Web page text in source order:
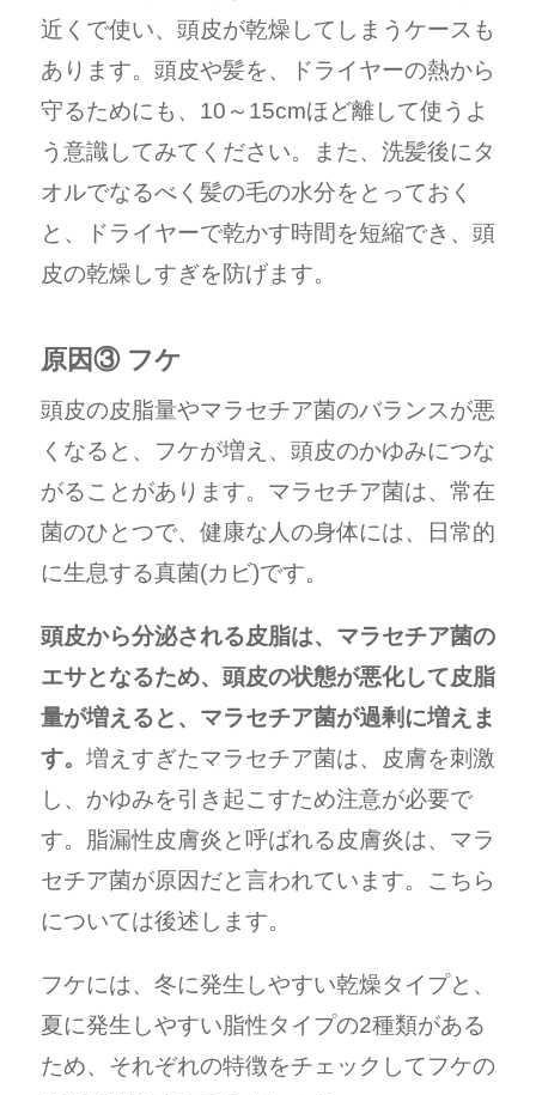
近くで使い、頭皮が乾燥してしまうケースも
あります。頭皮や髪を、ドライヤーの熱から
守るためにも、10～15cmほど離して使うよ
う意識してみてください。また、洗髪後にタ
オルでなるべく髪の毛の水分をとっておく
と、ドライヤーで乾かす時間を短縮でき、頭
皮の乾燥しすぎを防げます。
原因③ フケ
頭皮の皮脂量やマラセチア菌のバランスが悪
くなると、フケが増え、頭皮のかゆみにつな
がることがあります。マラセチア菌は、常在
菌のひとつで、健康な人の身体には、日常的
に生息する真菌(カビ)です。
頭皮から分泌される皮脂は、マラセチア菌の
エサとなるため、頭皮の状態が悪化して皮脂
量が増えると、マラセチア菌が過剰に増えま
す。 増えすぎたマラセチア菌は、皮膚を刺激
し、かゆみを引き起こすため注意が必要で
す。脂漏性皮膚炎と呼ばれる皮膚炎は、マラ
セチア菌が原因だと言われています。こちら
については後述します。
フケには、冬に発生しやすい乾燥タイプと、
夏に発生しやすい脂性タイプの2種類がある
ため、それぞれの特徴をチェックしてフケの